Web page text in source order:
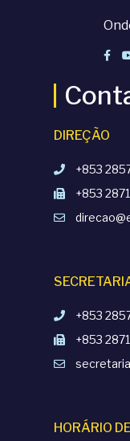
DIREÇÃO
+853
+853
+853
+853
HORÁRIO